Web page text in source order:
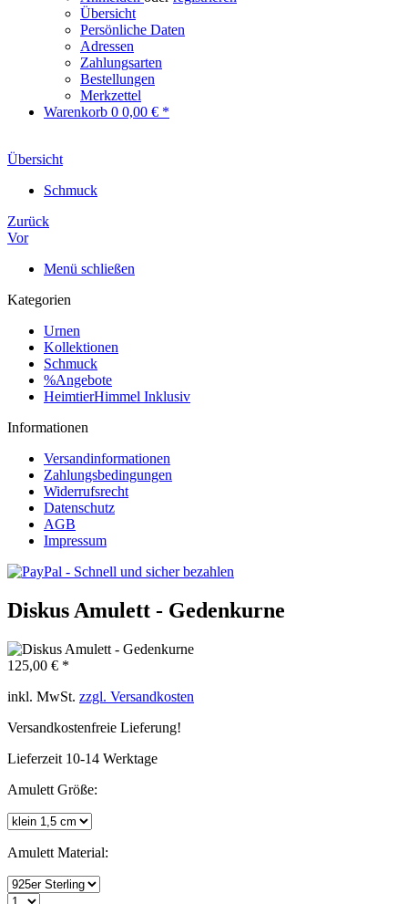
Übersicht
Persönliche Daten
Adressen
Zahlungsarten
Bestellungen
Merkzettel
Warenkorb 0 0,00 € *
Übersicht
Schmuck
Zurück
Vor
Menü schließen
Kategorien
Urnen
Kollektionen
Schmuck
%Angebote
HeimtierHimmel Inklusiv
Informationen
Versandinformationen
Zahlungsbedingungen
Widerrufsrecht
Datenschutz
AGB
Impressum
Diskus Amulett - Gedenkurne
125,00 € *
inkl. MwSt. zzgl. Versandkosten
Versandkostenfreie Lieferung!
Lieferzeit 10-14 Werktage
Amulett Größe:
Amulett Material: